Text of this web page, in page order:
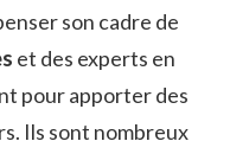
son cadre de
et des experts en
pour apporter des
Ils sont nombreux